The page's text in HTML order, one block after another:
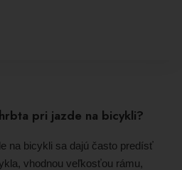
pri jazde na bicykli?
na bicykli sa dajú často predísť
vhodnou veľkosťou rámu,